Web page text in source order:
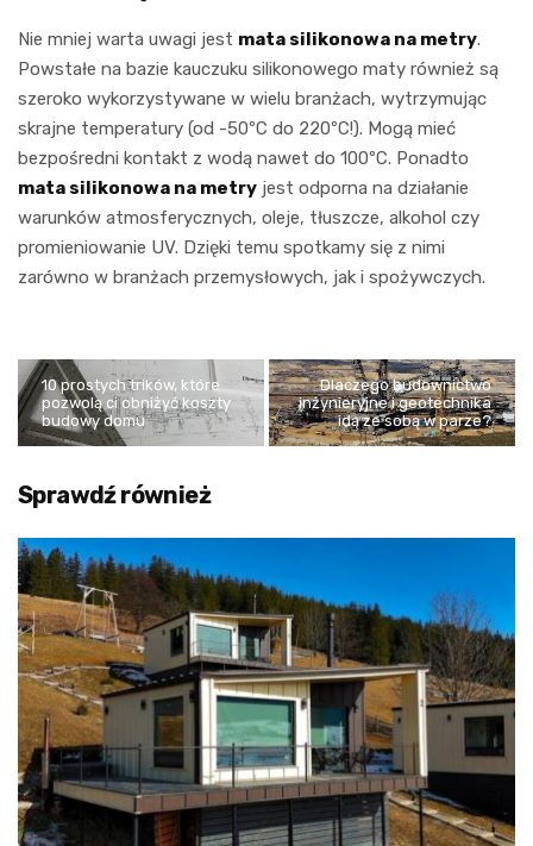
Nie mniej warta uwagi jest mata silikonowa na metry.
Powstałe na bazie kauczuku silikonowego maty również są
szeroko wykorzystywane w wielu branżach, wytrzymując
skrajne temperatury (od -50ºC do 220ºC!). Mogą mieć
bezpośredni kontakt z wodą nawet do 100ºC. Ponadto
mata silikonowa na metry jest odporna na działanie
warunków atmosferycznych, oleje, tłuszcze, alkohol czy
promieniowanie UV. Dzięki temu spotkamy się z nimi
zarówno w branżach przemysłowych, jak i spożywczych.
10 prostych trików, które
pozwolą ci obniżyć koszty
budowy domu
Dlaczego budownictwo
inżynieryjne i geotechnika
idą ze sobą w parze?
Sprawdź również